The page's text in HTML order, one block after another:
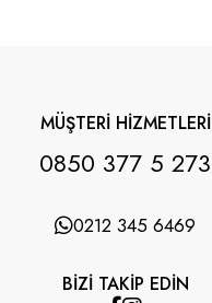
MÜŞTERİ HİZMETLERİ
0850 377 5 273
0212 345 6469
BİZİ TAKİP EDİN